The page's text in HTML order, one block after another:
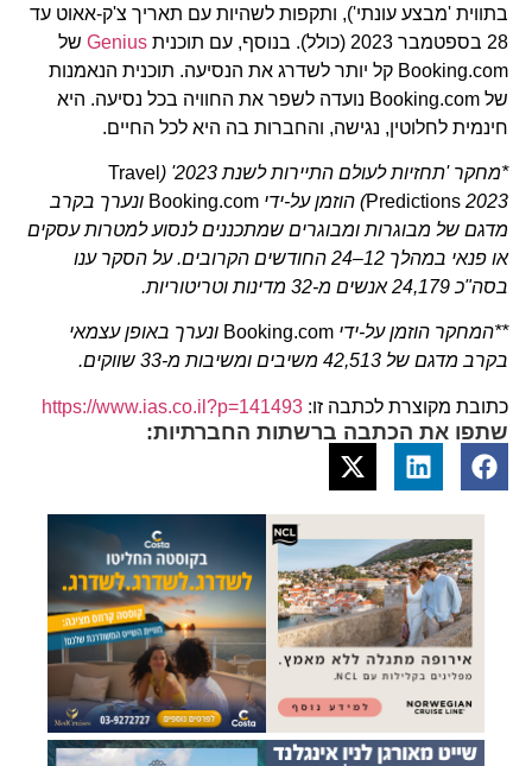
בתווית 'מבצע עונתי'), ותקפות לשהיות עם תאריך צ'ק-אאוט עד
Geniusשל
Booking.com קל יותר לשדרג את הנסיעה. תוכנית הנאמנות
של Booking.com נועדה לשפר את החוויה בכל נסיעה. היא
חינמית לחלוטין, נגישה, והחברות בה היא לכל החיים.
*מחקר 'תחזיות לעולם התיירות לשנת 2023' (
Travel
Predictions2023) הוזמן על-ידי Booking.comונערך בקרב
מדגם של מבוגרות ומבוגרים שמתכננים לנסוע למטרות עסקים
או פנאי במהלך 12–24 החודשים הקרובים. על הסקר ענו
בסה"כ 24,179 אנשים מ-32 מדינות וטריטוריות.
**המחקר הוזמן על-ידיBooking.comונערך באופן עצמאי
בקרב מדגם של 42,513 משיבים ומשיבות מ-33 שווקים.
כתובת מקוצרת לכתבה זו: https://www.ias.co.il?p=141493
שתפו את הכתבה ברשתות החברתיות: